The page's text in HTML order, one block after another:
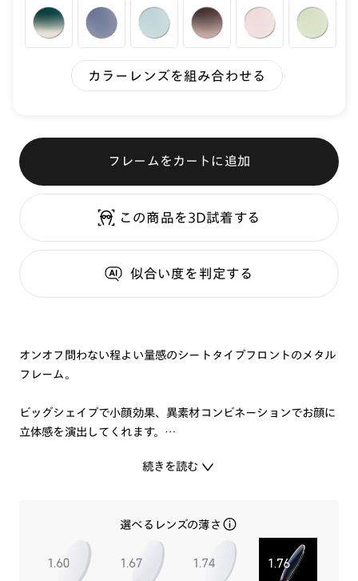
カラーレンズを組み合わせる
フレームをカートに追加
この商品を3D試着する
似合い度を判定する
オンオフ問わない程よい量感のシートタイプフロントのメタル
フレーム。
ビッグシェイプで小顔効果、異素材コンビネーションでお顔に
立体感を演出してくれます。
続きを読む
選べるレンズの薄さ